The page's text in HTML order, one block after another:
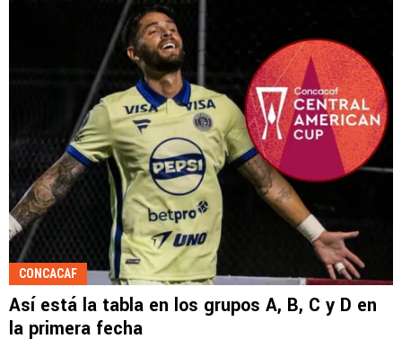
CONCACAF
Así está la tabla en los grupos A, B, C y D en
la primera fecha